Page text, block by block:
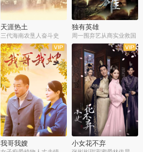
天涯热土
三代海南农垦人奋斗史
独有英雄
周一围弃艺从商实业救国
全50集
我哥我嫂
全51集
小女花不弃